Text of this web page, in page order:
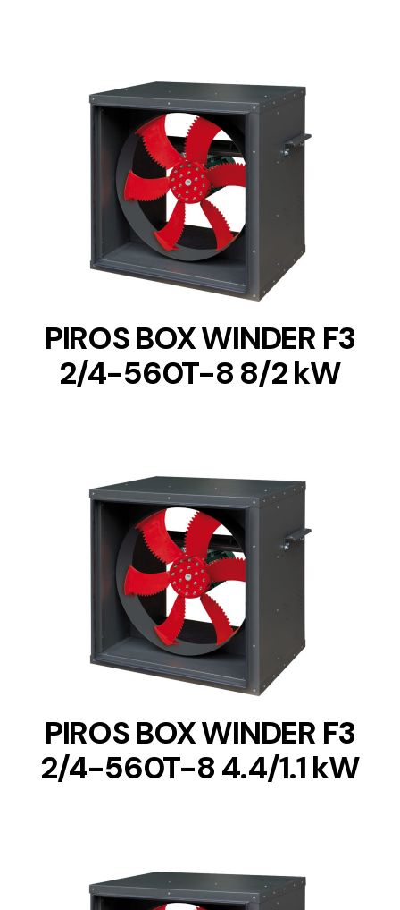
DETAILS
PIROS BOX WINDER F3
2/4-560T-8 8/2 kW
DETAILS
PIROS BOX WINDER F3
2/4-560T-8 4.4/1.1 kW